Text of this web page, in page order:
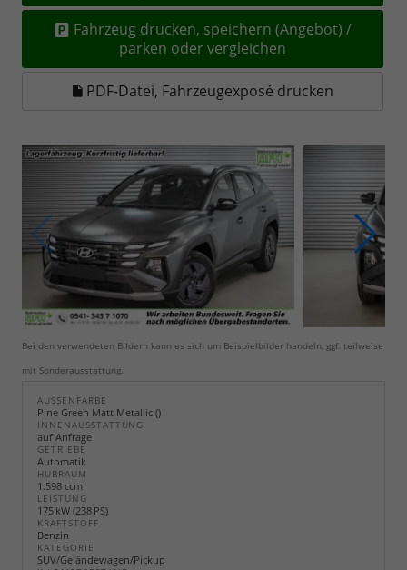
Fahrzeug drucken, speichern (Angebot) /
parken oder vergleichen
PDF-Datei, Fahrzeugexposé drucken
Bei den verwendeten Bildern kann es sich um Beispielbilder handeln, ggf. teilweise
mit Sonderausstattung.
AUSSENFARBE
Pine Green Matt Metallic ()
INNENAUSSTATTUNG
auf Anfrage
GETRIEBE
Automatik
HUBRAUM
1.598 ccm
LEISTUNG
175 kW (238 PS)
KRAFTSTOFF
Benzin
KATEGORIE
SUV/Geländewagen/Pickup